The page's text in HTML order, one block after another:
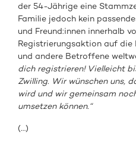
der 54-Jährige eine
Familie jedoch kein
und Freund:innen innerhalb
Registrierungsaktion auf
und andere Betroffene
dich registrieren! Vielleicht
Zwilling. Wir wünschen uns,
wird und wir gemeinsam
umsetzen können.“
(…)